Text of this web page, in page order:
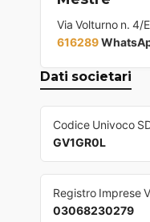
Via Volturno n. 4/
616289
Dati societari
Codice Univoco
GV1GR0L
Registro Imprese
03068230279